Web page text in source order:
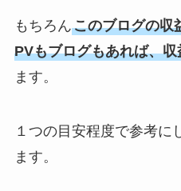
もちろんこのブログの収
PVもブログもあれば、
ます。
１つの目安程度で参考に
ます。